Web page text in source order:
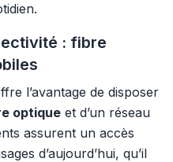
: fibre
l’avantage de disposer
optique et d’un réseau
assurent un accès
d’aujourd’hui, qu’il